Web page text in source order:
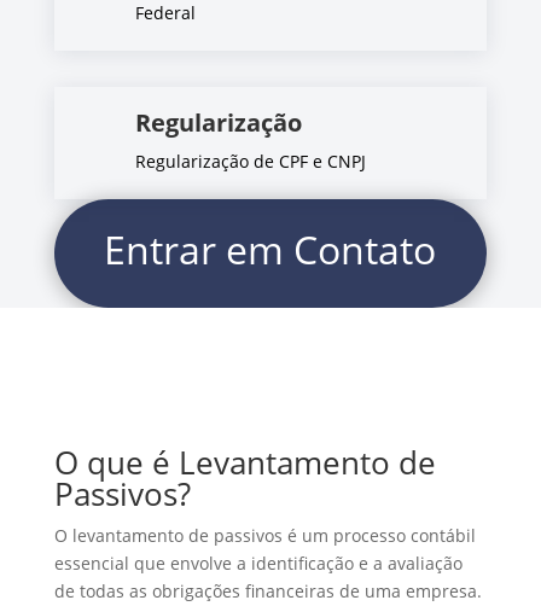
Federal
Regularização
Regularização de CPF e CNPJ
Entrar em Contato
O que é Levantamento de
Passivos?
O levantamento de passivos é um processo contábil
essencial que envolve a identificação e a avaliação
de todas as obrigações financeiras de uma empresa.